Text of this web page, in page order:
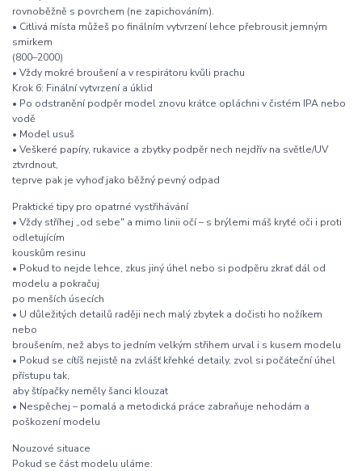
rovnoběžně s povrchem (ne zapichováním).
• Citlivá místa můžeš po finálním vytvrzení lehce přebrousit jemným
smirkem
(800–2000)
• Vždy mokré broušení a v respirátoru kvůli prachu
Krok 6: Finální vytvrzení a úklid
• Po odstranění podpěr model znovu krátce opláchni v čistém IPA nebo
vodě
• Model usuš
• Veškeré papíry, rukavice a zbytky podpěr nech nejdřív na světle/UV
ztvrdnout,
teprve pak je vyhoď jako běžný pevný odpad
Praktické tipy pro opatrné vystřihávání
• Vždy stříhej „od sebe" a mimo linii očí – s brýlemi máš kryté oči i proti
odletujícím
kouskům resinu
• Pokud to nejde lehce, zkus jiný úhel nebo si podpěru zkrať dál od
modelu a pokračuj
po menších úsecích
• U důležitých detailů raději nech malý zbytek a dočisti ho nožíkem
nebo
broušením, než abys to jedním velkým střihem urval i s kusem modelu
• Pokud se cítíš nejistě na zvlášť křehké detaily, zvol si počáteční úhel
přístupu tak,
aby štípačky neměly šanci klouzat
• Nespěchej – pomalá a metodická práce zabraňuje nehodám a
poškození modelu
Nouzové situace
Pokud se část modelu uláme: